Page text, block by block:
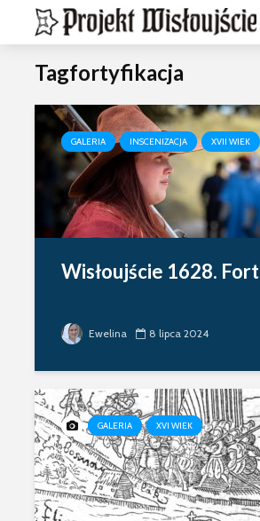
Tagfortyfikacja
GALERIA INSCENIZACJA XVII WIEK
Wisłoujście 1628. Fort
Ewelina 8 lipca 2024
GALERIA XVI WIEK